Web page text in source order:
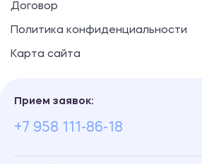
Договор
Политика конфиденциальности
Карта сайта
Прием заявок:
+7 958 111-86-18